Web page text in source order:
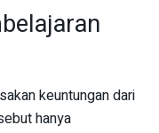
keuntungan dari
hanya